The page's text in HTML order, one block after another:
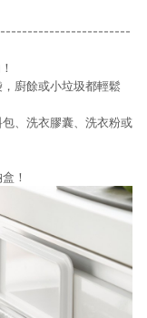
廚餘或小垃圾都輕鬆
、洗衣膠囊、洗衣粉或
！